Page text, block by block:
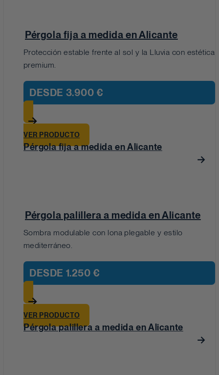
Pérgola fija a medida en Alicante
Protección estable frente al sol y la Lluvia con estética
premium.
DESDE 3.900 €
VER PRODUCTO
Pérgola fija a medida en Alicante
Pérgola palillera a medida en Alicante
Sombra modulable con lona plegable y estilo
mediterráneo.
DESDE 1.250 €
VER PRODUCTO
Pérgola palillera a medida en Alicante